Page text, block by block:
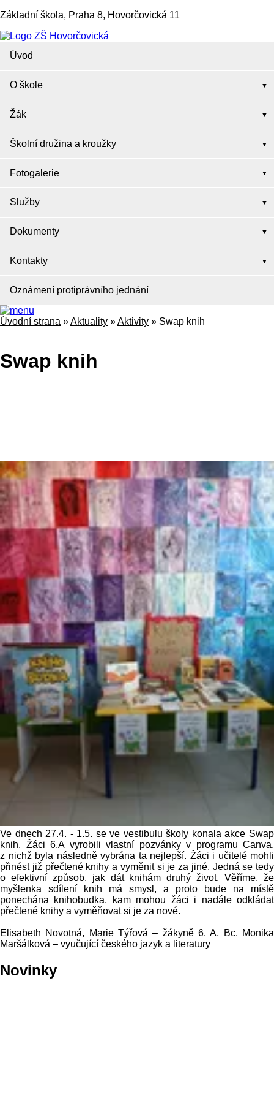
Základní škola, Praha 8, Hovorčovická 11
Úvod
O škole
Žák
Školní družina a kroužky
Fotogalerie
Služby
Dokumenty
Kontakty
Oznámení protiprávního jednání
Úvodní strana »Aktuality »Aktivity » Swap knih
Swap knih
Ve dnech 27.4. - 1.5. se ve vestibulu školy konala akce Swap
knih. Žáci 6.A vyrobili vlastní pozvánky v programu Canva,
z nichž byla následně vybrána ta nejlepší. Žáci i učitelé mohli
přinést již přečtené knihy a vyměnit si je za jiné. Jedná se tedy
o efektivní způsob, jak dát knihám druhý život. Věříme, že
myšlenka sdílení knih má smysl, a proto bude na místě
ponechána knihobudka, kam mohou žáci i nadále odkládat
přečtené knihy a vyměňovat si je za nové.
Elisabeth Novotná, Marie Týřová – žákyně 6. A, Bc. Monika
Maršálková – vyučující českého jazyk a literatury
Novinky